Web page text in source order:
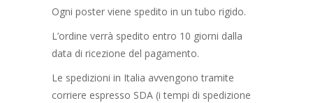
Ogni poster viene spedito in un tubo rigido.
L’ordine verrà spedito entro 10 giorni dalla
data di ricezione del pagamento.
Le spedizioni in Italia avvengono tramite
corriere espresso SDA (i tempi di spedizione